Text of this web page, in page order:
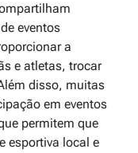
eventos
a
e atletas, trocar
disso, muitas
em eventos
permitem que
esportiva local e